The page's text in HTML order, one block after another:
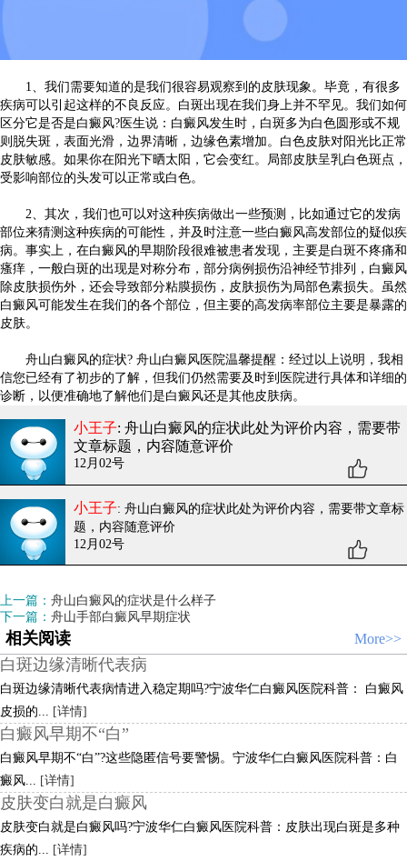
1、我们需要知道的是我们很容易观察到的皮肤现象。毕竟，有很多
疾病可以引起这样的不良反应。白斑出现在我们身上并不罕见。我们如何
区分它是否是白癜风?医生说：白癜风发生时，白斑多为白色圆形或不规
则脱失斑，表面光滑，边界清晰，边缘色素增加。白色皮肤对阳光比正常
皮肤敏感。如果你在阳光下晒太阳，它会变红。局部皮肤呈乳白色斑点，
受影响部位的头发可以正常或白色。
2、其次，我们也可以对这种疾病做出一些预测，比如通过它的发病
部位来猜测这种疾病的可能性，并及时注意一些白癜风高发部位的疑似疾
病。事实上，在白癜风的早期阶段很难被患者发现，主要是白斑不疼痛和
瘙痒，一般白斑的出现是对称分布，部分病例损伤沿神经节排列，白癜风
除皮肤损伤外，还会导致部分粘膜损伤，皮肤损伤为局部色素损失。虽然
白癜风可能发生在我们的各个部位，但主要的高发病率部位主要是暴露的
皮肤。
舟山白癜风的症状? 舟山白癜风医院温馨提醒：经过以上说明，我相
信您已经有了初步的了解，但我们仍然需要及时到医院进行具体和详细的
诊断，以便准确地了解他们是白癜风还是其他皮肤病。
小王子: 舟山白癜风的症状此处为评价内容，需要带
文章标题，内容随意评价
12月02号
小王子: 舟山白癜风的症状此处为评价内容，需要带文章标
题，内容随意评价
12月02号
上一篇： 舟山白癜风的症状是什么样子
下一篇： 舟山手部白癜风早期症状
相关阅读 More>>
白斑边缘清晰代表病
白斑边缘清晰代表病情进入稳定期吗?宁波华仁白癜风医院科普： 白癜风
皮损的...
[详情]
白癜风早期不“白”
白癜风早期不“白”?这些隐匿信号要警惕。宁波华仁白癜风医院科普：白
癜风...
[详情]
皮肤变白就是白癜风
皮肤变白就是白癜风吗?宁波华仁白癜风医院科普：皮肤出现白斑是多种
疾病的...
[详情]